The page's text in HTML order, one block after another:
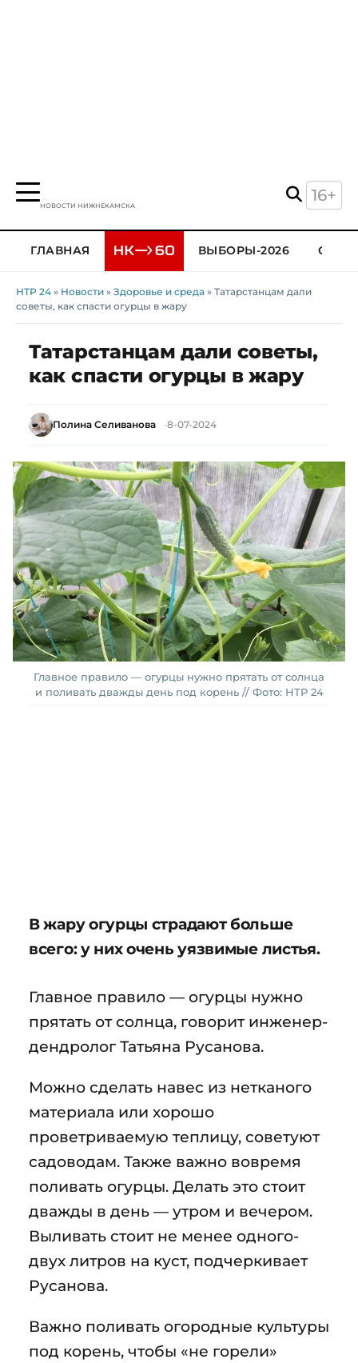
НОВОСТИ НИЖНЕКАМСКА
16+
ГЛАВНАЯ ВЫБОРЫ-2026
НТР 24 » Новости » Здоровье и среда » Татарстанцам дали
советы, как спасти огурцы в жару
Татарстанцам дали советы,
как спасти огурцы в жару
Полина Селиванова 8-07-2024
Главное правило — огурцы нужно прятать от солнца
и поливать дважды день под корень // Фото: НТР 24
В жару огурцы страдают больше
всего: у них очень уязвимые листья.
Главное правило — огурцы нужно
прятать от солнца, говорит инженер-
дендролог Татьяна Русанова.
Можно сделать навес из нетканого
материала или хорошо
проветриваемую теплицу, советуют
садоводам. Также важно вовремя
поливать огурцы. Делать это стоит
дважды в день — утром и вечером.
Выливать стоит не менее одного-
двух литров на куст, подчеркивает
Русанова.
Важно поливать огородные культуры
под корень, чтобы «не горели»